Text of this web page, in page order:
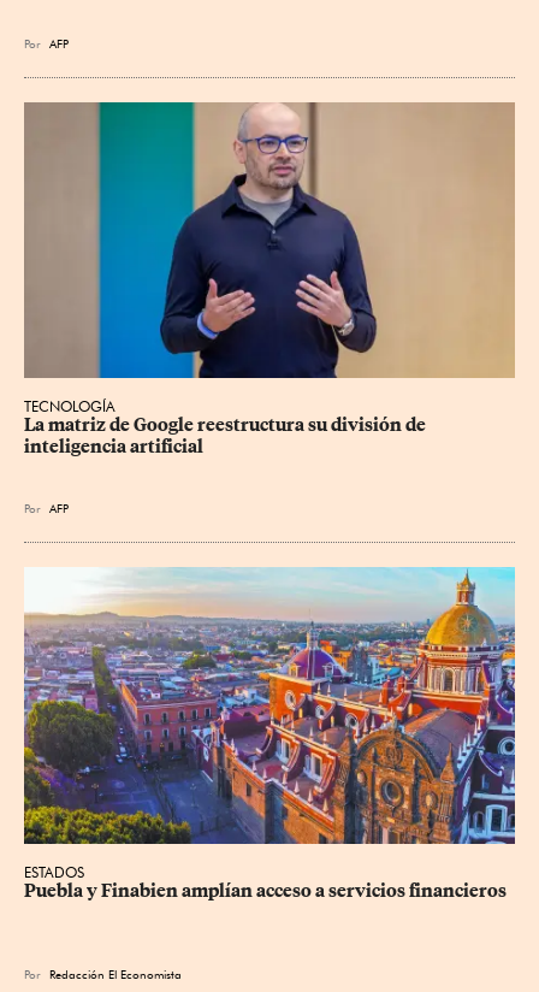
Por AFP
TECNOLOGÍA
La matriz de Google reestructura su división de
inteligencia artificial
Por AFP
ESTADOS
Puebla y Finabien amplían acceso a servicios financieros
Por Redacción El Economista